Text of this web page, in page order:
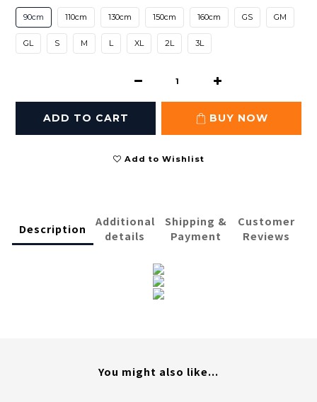
90cm 110cm 130cm 150cm 160cm GS GM
GL S M L XL 2L 3L
ADD TO CART BUY NOW
Add to Wishlist
Description
Additional
details
Shipping &
Payment
Customer
Reviews
You might also like...